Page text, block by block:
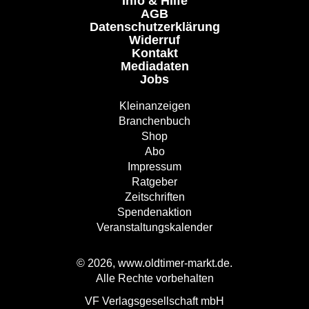
AGB
Datenschutzerklärung
Widerruf
Kontakt
Mediadaten
Jobs
Kleinanzeigen
Branchenbuch
Shop
Abo
Impressum
Ratgeber
Zeitschriften
Spendenaktion
Veranstaltungskalender
© 2026, www.oldtimer-markt.de.
Alle Rechte vorbehalten
VF Verlagsgesellschaft mbH